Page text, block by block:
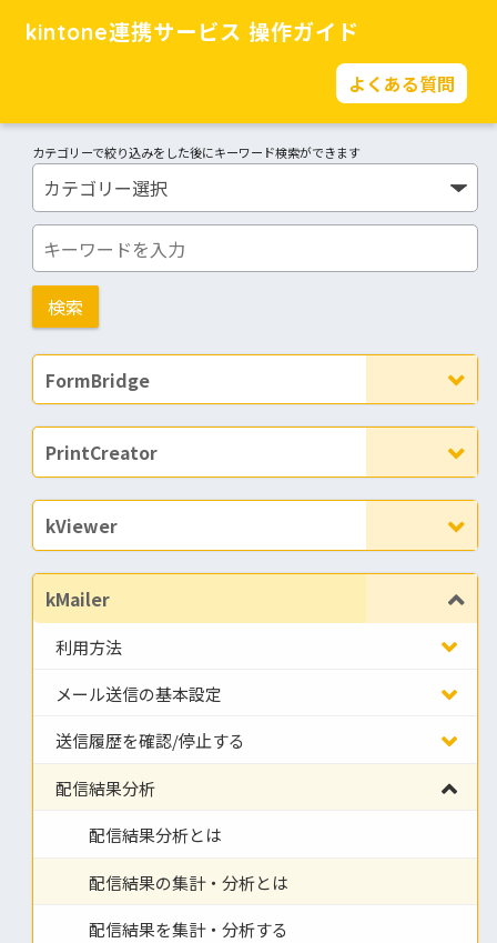
kintone連携サービス 操作ガイド
よくある質問
カテゴリーで絞り込みをした後にキーワード検索ができます
FormBridge
PrintCreator
kViewer
kMailer
利用方法
メール送信の基本設定
送信履歴を確認/停止する
配信結果分析
配信結果分析とは
配信結果の集計・分析とは
配信結果を集計・分析する